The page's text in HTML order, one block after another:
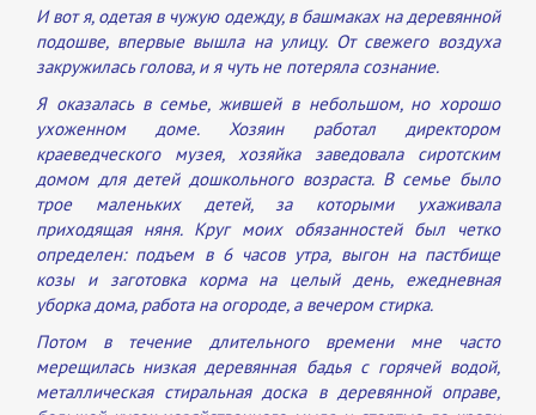
И вот я, одетая в чужую одежду, в башмаках на деревянной
подошве, впервые вышла на улицу. От свежего воздуха
закружилась голова, и я чуть не потеряла сознание.
Я оказалась в семье, жившей в небольшом, но хорошо
ухоженном доме. Хозяин работал директором
краеведческого музея, хозяйка заведовала сиротским
домом для детей дошкольного возраста. В семье было
трое маленьких детей, за которыми ухаживала
приходящая няня. Круг моих обязанностей был четко
определен: подъем в 6 часов утра, выгон на пастбище
козы и заготовка корма на целый день, ежедневная
уборка дома, работа на огороде, а вечером стирка.
Потом в течение длительного времени мне часто
мерещилась низкая деревянная бадья с горячей водой,
металлическая стиральная доска в деревянной оправе,